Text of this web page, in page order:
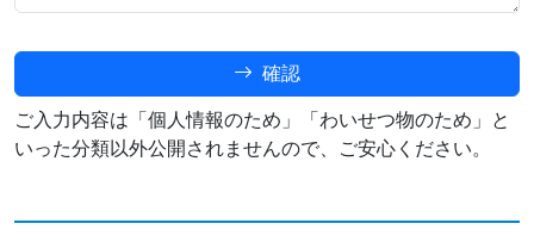
確認
ご入力内容は「個人情報のため」「わいせつ物のため」と
いった分類以外公開されませんので、ご安心ください。